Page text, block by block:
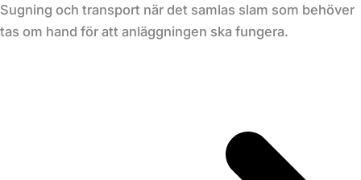
Sugning och transport när det samlas slam som behöver
tas om hand för att anläggningen ska fungera.